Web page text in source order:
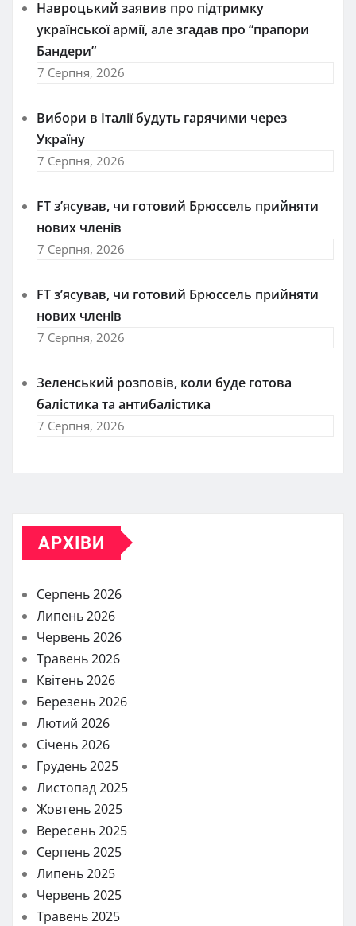
Навроцький заявив про підтримку
української армії, але згадав про “прапори
Бандери”
7 Серпня, 2026
Вибори в Італії будуть гарячими через
Україну
7 Серпня, 2026
FT зʼясував, чи готовий Брюссель прийняти
нових членів
7 Серпня, 2026
FT зʼясував, чи готовий Брюссель прийняти
нових членів
7 Серпня, 2026
Зеленський розповів, коли буде готова
балістика та антибалістика
7 Серпня, 2026
АРХІВИ
Серпень 2026
Липень 2026
Червень 2026
Травень 2026
Квітень 2026
Березень 2026
Лютий 2026
Січень 2026
Грудень 2025
Листопад 2025
Жовтень 2025
Вересень 2025
Серпень 2025
Липень 2025
Червень 2025
Травень 2025